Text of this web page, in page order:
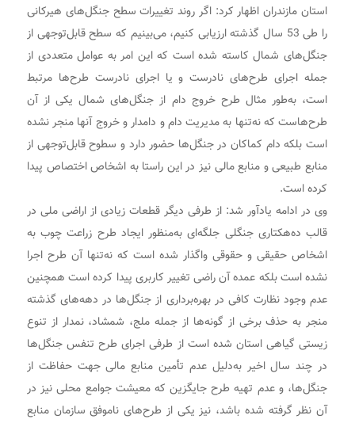
استان مازندران اظهار کرد: اگر روند تغییرات سطح جنگل‌های هیرکانی
را طی 53 سال گذشته ارزیابی کنیم، می‌بینیم که سطح قابل‌توجهی از
جنگل‌های شمال کاسته شده است که این امر به عوامل متعددی از
جمله اجرای طرح‌های نادرست و یا اجرای نادرست طرح‌ها مرتبط
است، به‌طور مثال طرح خروج دام از جنگل‌های شمال یکی از آن
طرح‌هاست که نه‌تنها به مدیریت دام و دامدار و خروج آنها منجر نشده
است بلکه دام کماکان در جنگل‌ها حضور دارد و سطوح قابل‌توجهی از
منابع طبیعی و منابع مالی نیز در این راستا به اشخاص اختصاص پیدا
کرده است.
وی در ادامه یادآور شد: از طرفی دیگر قطعات زیادی از اراضی ملی در
قالب ده‌هکتاری جنگلی جلگه‌ای به‌منظور ایجاد طرح زراعت چوب به
اشخاص حقیقی و حقوقی واگذار شده است که نه‌تنها آن طرح اجرا
نشده است بلکه عمده آن راضی تغییر کاربری پیدا کرده است همچنین
عدم وجود نظارت کافی در بهره‌برداری از جنگل‌ها در دهه‌های گذشته
منجر به حذف برخی از گونه‌ها از جمله ملج، شمشاد، نمدار از تنوع
زیستی گیاهی استان شده است از طرفی اجرای طرح تنفس جنگل‌ها
در چند سال اخیر به‌دلیل عدم تأمین منابع مالی جهت حفاظت از
جنگل‌ها، و عدم تهیه طرح جایگزین که معیشت جوامع محلی نیز در
آن نظر گرفته شده باشد، نیز یکی از طرح‌های ناموفق سازمان منابع